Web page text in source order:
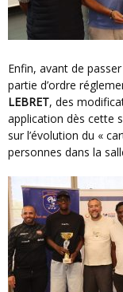
Enfin, avant de passer au volet plus festif de cette AG, dernière
partie d’ordre
LEBRET, des
application dès cette
sur l’évolution du «
personnes dans la